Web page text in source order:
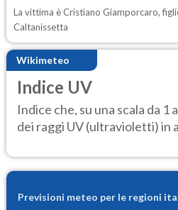
La vittima è Cristiano Giamporcaro,
Caltanissetta
Wikimeteo
Indice UV
Indice che, su una scala da 1
dei raggi UV (ultravioletti) in
Previsioni meteo per le regioni